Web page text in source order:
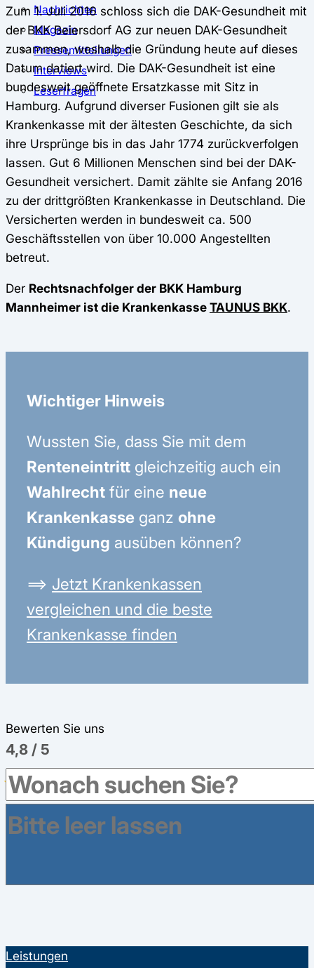
Nachrichten
Magazin
Pressemitteilungen
Interviews
Leserfragen
Zum 1. Juli 2016 schloss sich die DAK-Gesundheit mit
der BKK Beiersdorf AG zur neuen DAK-Gesundheit
zusammen, weshalb die Gründung heute auf dieses
Datum datiert wird. Die DAK-Gesundheit ist eine
bundesweit geöffnete Ersatzkasse mit Sitz in
Hamburg. Aufgrund diverser Fusionen gilt sie als
Krankenkasse mit der ältesten Geschichte, da sich
ihre Ursprünge bis in das Jahr 1774 zurückverfolgen
lassen. Gut 6 Millionen Menschen sind bei der DAK-
Gesundheit versichert. Damit zählte sie Anfang 2016
zu der drittgrößten Krankenkasse in Deutschland. Die
Versicherten werden in bundesweit ca. 500
Geschäftsstellen von über 10.000 Angestellten
betreut.
Der Rechtsnachfolger der BKK Hamburg
Mannheimer ist die KrankenkasseTAUNUS BKK.
Wichtiger Hinweis
Wussten Sie, dass Sie mit dem
Renteneintritt gleichzeitig auch ein
Wahlrecht für eine neue
Krankenkasse ganz ohne
Kündigung ausüben können?
⟹ Jetzt Krankenkassen
vergleichen und die beste
Krankenkasse finden
Bewerten Sie uns
4,8 / 5
16761Besucher haben in den letzten 12 Monaten
Leistungen